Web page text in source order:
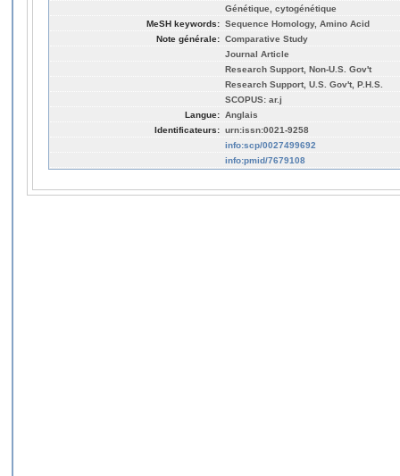
Génétique, cytogénétique
MeSH keywords: Sequence Homology, Amino Acid
Note générale: Comparative Study
Journal Article
Research Support, Non-U.S. Gov't
Research Support, U.S. Gov't, P.H.S.
SCOPUS: ar.j
Langue: Anglais
Identificateurs: urn:issn:0021-9258
info:scp/0027499692
info:pmid/7679108